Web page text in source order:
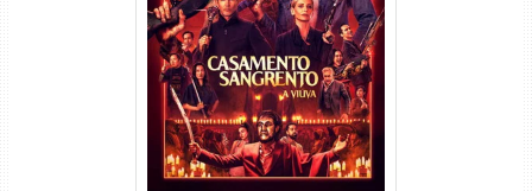
Casamento Sangrento: A
Viúva Torrent (2026) WEB-DL
720p/1080p/4K Dual Áudio